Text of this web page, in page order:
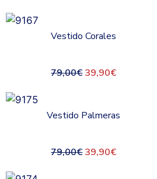
Vestido Corales
79,00€ 39,90€
Vestido Palmeras
79,00€ 39,90€